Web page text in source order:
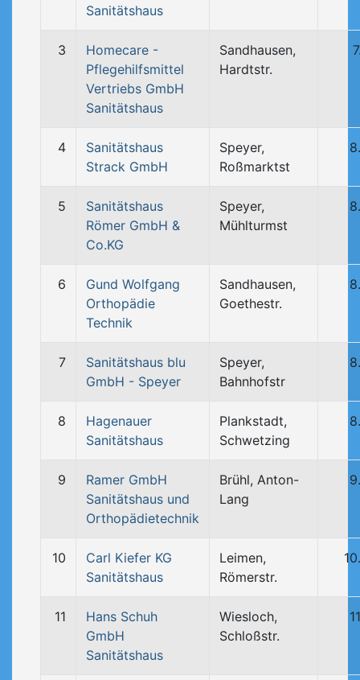
Sanitätshaus
3
Homecare -
Pflegehilfsmittel
Vertriebs GmbH
Sanitätshaus
Sandhausen,
Hardtstr.
4
Sanitätshaus
Strack GmbH
Speyer,
Roßmarktst
5
Sanitätshaus
Römer GmbH &
Co.KG
Speyer,
Mühlturmst
6
Gund Wolfgang
Orthopädie
Technik
Sandhausen,
Goethestr.
7
Sanitätshaus blu
GmbH - Speyer
Speyer,
Bahnhofstr
8
Hagenauer
Sanitätshaus
Plankstadt,
Schwetzing
9
Ramer GmbH
Sanitätshaus und
Orthopädietechnik
Brühl, Anton-
Lang
10
Carl Kiefer KG
Sanitätshaus
Leimen,
Römerstr.
11
Hans Schuh
GmbH
Sanitätshaus
Wiesloch,
Schloßstr.